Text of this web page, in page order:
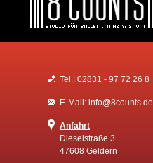
Tel.: 02831 - 97 72 26 8
E-Mail: info@8counts.de
Anfahrt
Dieselstraße 3
47608 Geldern